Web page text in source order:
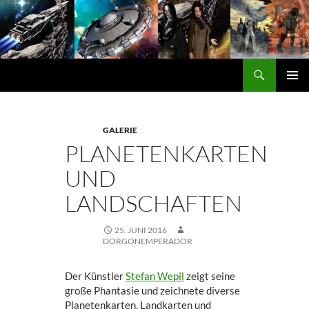
Zum
Inhalt
springen
GALERIE
PLANETENKARTEN
UND
LANDSCHAFTEN
25. JUNI 2016
DORGONEMPERADOR
Der KünstlerStefan Wepil zeigt seine
große Phantasie und zeichnete diverse
Planetenkarten, Landkarten und